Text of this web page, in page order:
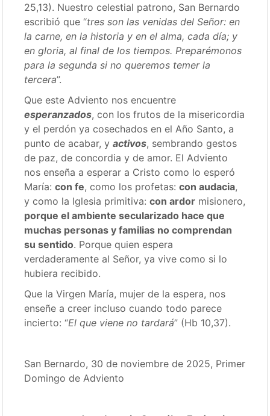
25,13). Nuestro celestial patrono, San Bernardo
escribió que “tres son las venidas del Señor: en
la carne, en la historia y en el alma, cada día; y
en gloria, al final de los tiempos. Preparémonos
para la segunda si no queremos temer la
tercera”.
Que este Adviento nos encuentre
esperanzados, con los frutos de la misericordia
y el perdón ya cosechados en el Año Santo, a
punto de acabar, yactivos, sembrando gestos
de paz, de concordia y de amor. El Adviento
nos enseña a esperar a Cristo como lo esperó
María:con fe, como los profetas:con audacia,
y como la Iglesia primitiva:con ardor misionero,
porque el ambiente secularizado hace que
muchas personas y familias no comprendan
su sentido. Porque quien espera
verdaderamente al Señor, ya vive como si lo
hubiera recibido.
Que la Virgen María, mujer de la espera, nos
enseñe a creer incluso cuando todo parece
incierto: “El que viene no tardará” (Hb 10,37).
San Bernardo, 30 de noviembre de 2025, Primer
Domingo de Adviento